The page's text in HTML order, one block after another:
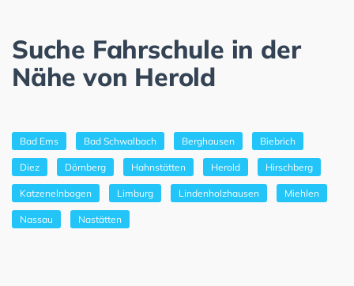
Suche Fahrschule in der
Nähe von Herold
Bad Ems Bad Schwalbach Berghausen Biebrich
Diez Dörnberg Hahnstätten Herold Hirschberg
Katzenelnbogen Limburg Lindenholzhausen Miehlen
Nassau Nastätten